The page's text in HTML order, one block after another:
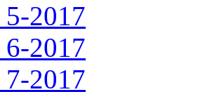
2017
2017
2017